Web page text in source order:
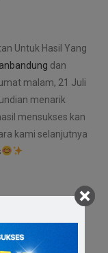
Untuk Hasil Yang
dan
malam, 21 Juli
menarik
mensukses kan
kami selanjutnya